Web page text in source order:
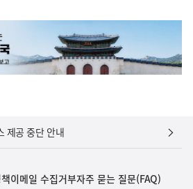
제공 중단 안내
이메일 수집거부자주 묻는 질문(FAQ)